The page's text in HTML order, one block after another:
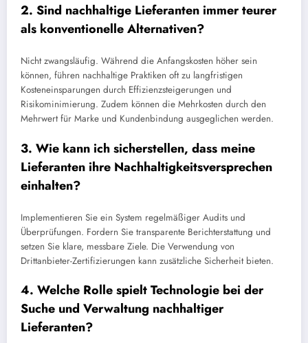
2. Sind nachhaltige Lieferanten immer teurer
als konventionelle Alternativen?
Nicht zwangsläufig. Während die Anfangskosten höher sein
können, führen nachhaltige Praktiken oft zu langfristigen
Kosteneinsparungen durch Effizienzsteigerungen und
Risikominimierung. Zudem können die Mehrkosten durch den
Mehrwert für Marke und Kundenbindung ausgeglichen werden.
3. Wie kann ich sicherstellen, dass meine
Lieferanten ihre Nachhaltigkeitsversprechen
einhalten?
Implementieren Sie ein System regelmäßiger Audits und
Überprüfungen. Fordern Sie transparente Berichterstattung und
setzen Sie klare, messbare Ziele. Die Verwendung von
Drittanbieter-Zertifizierungen kann zusätzliche Sicherheit bieten.
4. Welche Rolle spielt Technologie bei der
Suche und Verwaltung nachhaltiger
Lieferanten?